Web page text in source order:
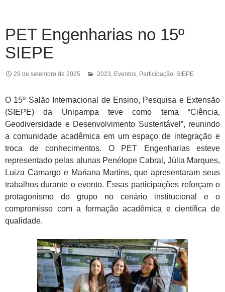
PET Engenharias no 15º
SIEPE
29 de setembro de 2025 2023 Eventos Participação SIEPE
O 15º Salão Internacional de Ensino, Pesquisa e Extensão
(SIEPE) da Unipampa teve como tema “Ciência,
Geodiversidade e Desenvolvimento Sustentável”, reunindo
a comunidade acadêmica em um espaço de integração e
troca de conhecimentos. O PET Engenharias esteve
representado pelas alunas Penélope Cabral, Júlia Marques,
Luiza Camargo e Mariana Martins, que apresentaram seus
trabalhos durante o evento. Essas participações reforçam o
protagonismo do grupo no cenário institucional e o
compromisso com a formação acadêmica e científica de
qualidade.